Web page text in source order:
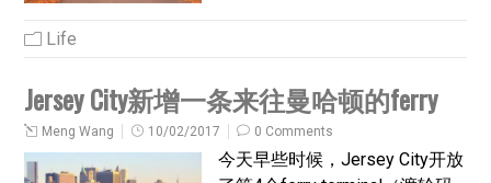
Life
Jersey City新增一条来往曼哈顿的ferry
Meng Wang 10/02/2017 0 Comments
今天早些时候，Jersey City开放